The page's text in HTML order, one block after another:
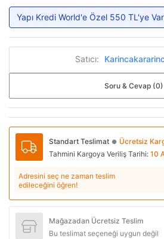
Yapı Kredi World'e Özel 550 TL'ye
Satıcı:
Soru & Cevap (0)
Standart Teslimat ● Ücretsiz
Tahmini Kargoya Veriliş Tarihi: 10
Adresini seç ne zaman teslim
edileceğini öğren!
Mağazadan Ücretsiz Teslim
Bu teslimat seçeneği uygun değil